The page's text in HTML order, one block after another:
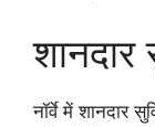
शानदार
नॉर्वे में शानदार